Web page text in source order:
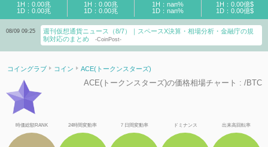
1H：0.00兆
1D：0.00兆
1H：0.00兆
1D：0.00兆
1H：nan%
1D：nan%
1H：0.00億$
1D：0.00億$
08/09 09:25
週刊仮想通貨ニュース（8/7）｜スペースX決算・相場分析・金融庁の規
制対応のまとめ
-CoinPost-
コイングラブ コイン ACE(トークンスターズ)
ACE(トークンスターズ)の価格相場チャート : /BTC
時価総額RANK 24時間変動率 ７日間変動率 ドミナンス 出来高回転率